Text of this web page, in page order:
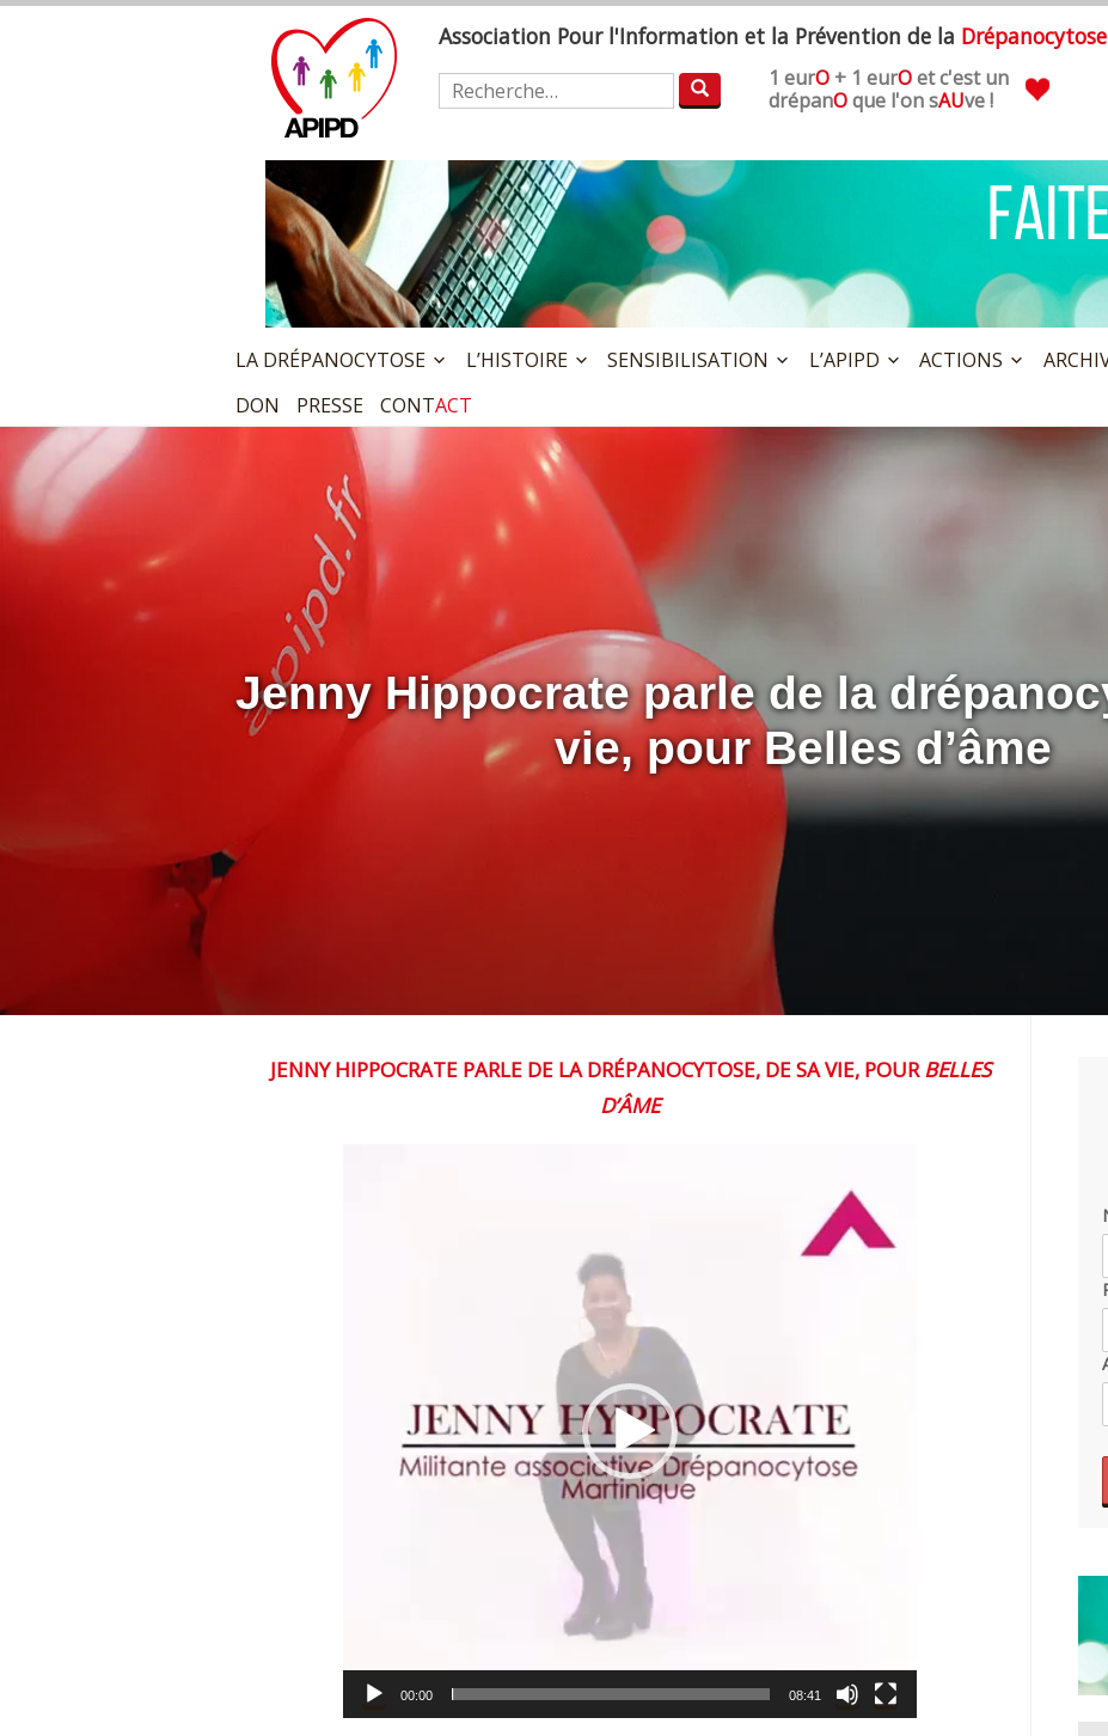
Association Pour l'Information et la Prévention de la Drépanocytose
Rechercher: 1 eurO + 1 eurOet c'est un
drépanOque l'on sAUve !
LA DRÉPANOCYTOSE L’HISTOIRE SENSIBILISATION L’APIPD ACTIONS
DON
PRESSE CONTACT
Jenny Hippocrate parle de la drépanocytose, de sa
vie, pour Belles d’âme
JENNY HIPPOCRATE PARLE DE LA DRÉPANOCYTOSE, DE SA VIE, POURBELLES
D’ÂME
00:00 08:41